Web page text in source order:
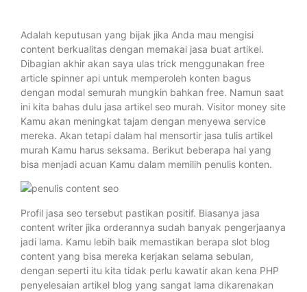
Adalah keputusan yang bijak jika Anda mau mengisi
content berkualitas dengan memakai jasa buat artikel.
Dibagian akhir akan saya ulas trick menggunakan free
article spinner api untuk memperoleh konten bagus
dengan modal semurah mungkin bahkan free. Namun saat
ini kita bahas dulu jasa artikel seo murah. Visitor money site
Kamu akan meningkat tajam dengan menyewa service
mereka. Akan tetapi dalam hal mensortir jasa tulis artikel
murah Kamu harus seksama. Berikut beberapa hal yang
bisa menjadi acuan Kamu dalam memilih penulis konten.
Profil jasa seo tersebut pastikan positif. Biasanya jasa
content writer jika orderannya sudah banyak pengerjaanya
jadi lama. Kamu lebih baik memastikan berapa slot blog
content yang bisa mereka kerjakan selama sebulan,
dengan seperti itu kita tidak perlu kawatir akan kena PHP
penyelesaian artikel blog yang sangat lama dikarenakan